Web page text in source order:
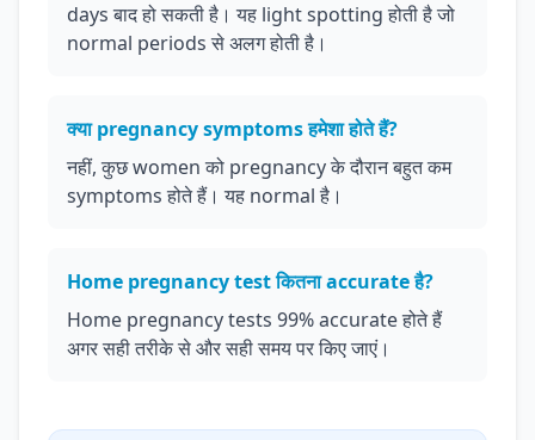
days बाद हो सकती है। यह light spotting होती है जो
normal periods से अलग होती है।
क्या pregnancy symptoms हमेशा होते हैं?
नहीं, कुछ women को pregnancy के दौरान बहुत कम
symptoms होते हैं। यह normal है।
Home pregnancy test कितना accurate है?
Home pregnancy tests 99% accurate होते हैं
अगर सही तरीके से और सही समय पर किए जाएं।